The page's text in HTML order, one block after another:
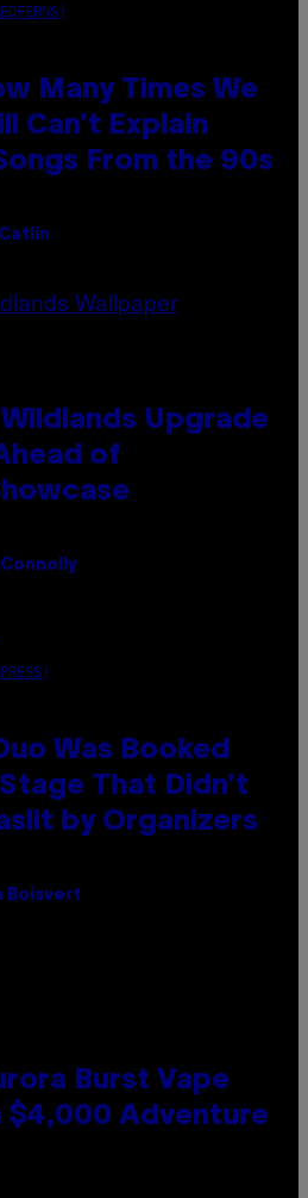
Many Times We
Can’t Explain
From the 90s
Upgrade
of
Connolly
Was Booked
That Didn’t
by Organizers
Boisvert
Burst Vape
$4,000 Adventure